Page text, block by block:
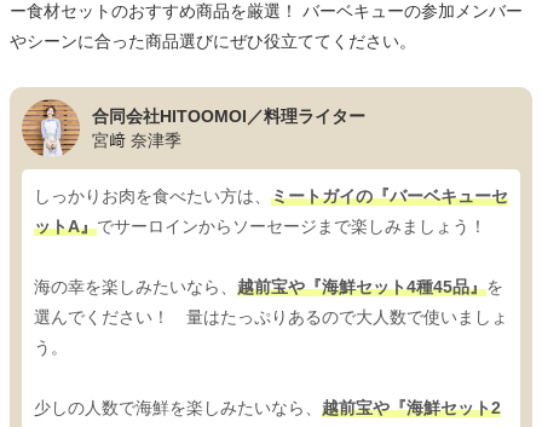
ー食材セットのおすすめ商品を厳選！ バーベキューの参加メンバー
やシーンに合った商品選びにぜひ役立ててください。
合同会社HITOOMOI／料理ライター
宮﨑 奈津季
しっかりお肉を食べたい方は、 ミートガイの『バーベキューセ
ットA』でサーロインからソーセージまで楽しみましょう！
海の幸を楽しみたいなら、 越前宝や『海鮮セット4種45品』を
選んでください！ 量はたっぷりあるので大人数で使いましょ
う。
少しの人数で海鮮を楽しみたいなら、 越前宝や『海鮮セット2